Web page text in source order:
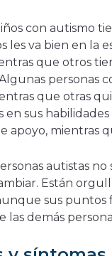
con autismo
les va bien en la
que otros
personas
que otras
en sus
apoyo, mientras
autistas
Están
sus puntos
las demás